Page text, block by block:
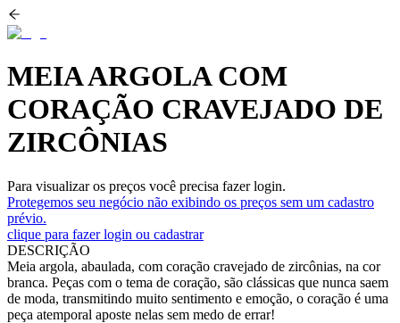
MEIA ARGOLA COM
CORAÇÃO CRAVEJADO DE
ZIRCÔNIAS
Para visualizar os preços você precisa fazer login.
Protegemos seu negócio não exibindo os preços sem um cadastro
prévio.
clique para fazer login ou cadastrar
DESCRIÇÃO
Meia argola, abaulada, com coração cravejado de zircônias, na cor
branca. Peças com o tema de coração, são clássicas que nunca saem
de moda, transmitindo muito sentimento e emoção, o coração é uma
peça atemporal aposte nelas sem medo de errar!